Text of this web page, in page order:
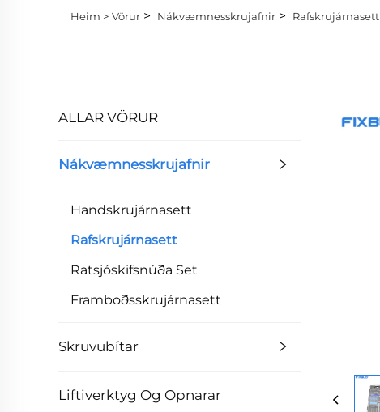
Heim > Vörur > Nákvæmnesskrujafnir > Rafskrujárnasett
ALLAR VÖRUR
Nákvæmnesskrujafnir
Handskrujárnasett
Rafskrujárnasett
Ratsjóskifsnúða Set
Framboðsskrujárnasett
Skruvubítar
Liftiverktyg Og Opnarar